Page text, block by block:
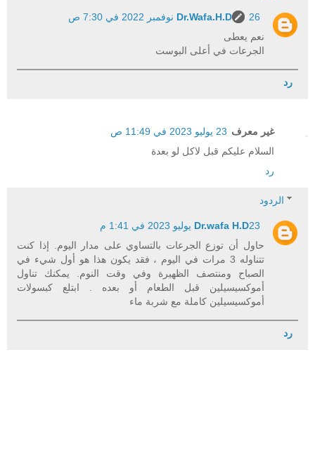
Dr.Wafa.H.D
26 نوفمبر 2022 في 7:30 ص
نعم يعطى
الجرعات في أعلى البوست
رد
غير معرف 23 يوليو 2023 في 11:49 ص
السلام عليكم قبل لاكل لو بعدة
رد
الردود
Dr.wafa H.D23 يوليو 2023 في 1:41 م
حاول أن توزع الجرعات بالتساوي على مدار اليوم. إذا كنت
تتناوله 3 مرات في اليوم ، فقد يكون هذا هو أول شيء في
الصباح ومنتصف الظهيرة وفي وقت النوم. يمكنك تناول
أموكسيسيلين قبل الطعام أو بعده . ابتلع كبسولات
أموكسيسيلين كاملة مع شربة ماء
رد